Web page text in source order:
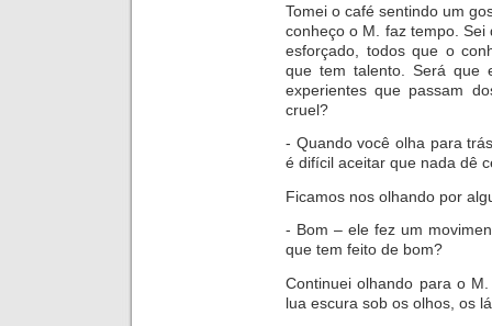
Tomei o café sentindo um
conheço o M. faz tempo.
esforçado, todos que o
que tem talento. Será que
experientes que passam
cruel?
- Quando você olha para
é difícil aceitar que nada dê
Ficamos nos olhando por
- Bom – ele fez um
que tem feito de bom?
Continuei olhando para o
lua escura sob os olhos, os